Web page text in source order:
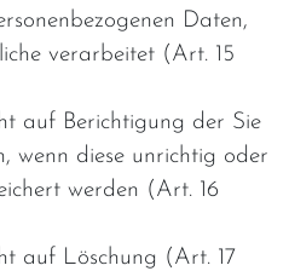
Daten,
verarbeitet (Art. 15
auf Berichtigung der Sie
wenn diese unrichtig oder
werden (Art. 16
auf Löschung (Art. 17